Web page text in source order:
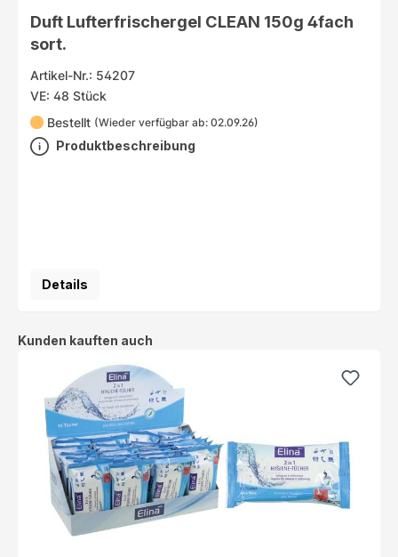
Duft Lufterfrischergel CLEAN 150g 4fach
sort.
Artikel-Nr.: 54207
VE: 48 Stück
Bestellt (Wieder verfügbar ab: 02.09.26)
Produktbeschreibung
Details
Produktgalerie überspringen
Kunden kauften auch